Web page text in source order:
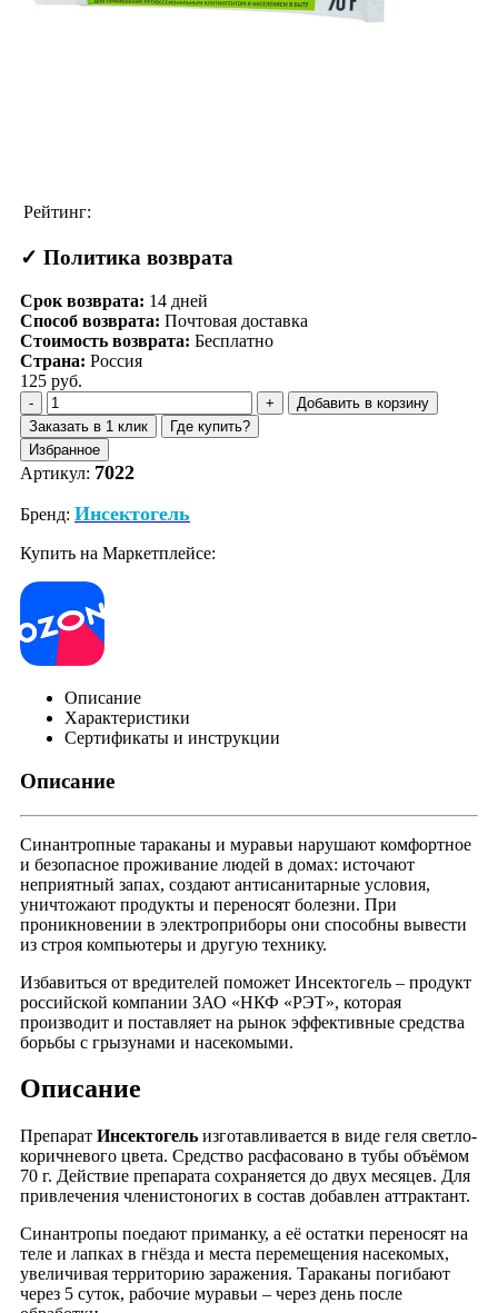
Рейтинг:
✓ Политика возврата
Срок возврата: 14 дней
Способ возврата: Почтовая доставка
Стоимость возврата: Бесплатно
Страна: Россия
125 руб.
Добавить в корзину
Заказать в 1 клик
Где купить?
Избранное
Артикул: 7022
Бренд: Инсектогель
Купить на Маркетплейсе:
Описание
Характеристики
Сертификаты и инструкции
Описание
Синантропные тараканы и муравьи нарушают комфортное
и безопасное проживание людей в домах: источают
неприятный запах, создают антисанитарные условия,
уничтожают продукты и переносят болезни. При
проникновении в электроприборы они способны вывести
из строя компьютеры и другую технику.
Избавиться от вредителей поможет Инсектогель – продукт
российской компании ЗАО «НКФ «РЭТ», которая
производит и поставляет на рынок эффективные средства
борьбы с грызунами и насекомыми.
Описание
Препарат Инсектогель изготавливается в виде геля светло-
коричневого цвета. Средство расфасовано в тубы объёмом
70 г. Действие препарата сохраняется до двух месяцев. Для
привлечения членистоногих в состав добавлен аттрактант.
Синантропы поедают приманку, а её остатки переносят на
теле и лапках в гнёзда и места перемещения насекомых,
увеличивая территорию заражения. Тараканы погибают
через 5 суток, рабочие муравьи – через день после